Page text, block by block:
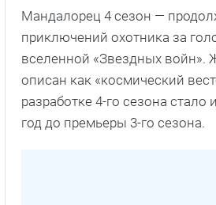
Мандалорец 4 сезон —
приключений охотника за
вселенной «Звездных войн».
описан как «космический
разработке 4-го сезона стало
год до премьеры 3-го сезона.